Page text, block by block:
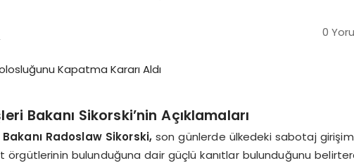
0
Bakanı Sikorski’nin Açıklamaları
Bakanı Radoslaw Sikorski, son günlerde ülkedeki sabotaj
örgütlerinin bulunduğuna dair güçlü kanıtlar bulunduğunu